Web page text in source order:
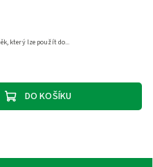
DO KOŠÍKU
který lze použít do...